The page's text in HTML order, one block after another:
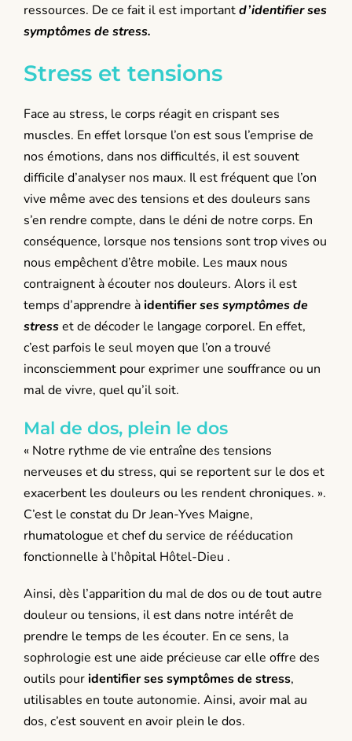
ressources. De ce fait il est importantd’identifier ses
symptômes de stress.
Stress et tensions
Face au stress, le corps réagit en crispant ses
muscles. En effet lorsque l’on est sous l’emprise de
nos émotions, dans nos difficultés, il est souvent
difficile d’analyser nos maux. Il est fréquent que l’on
vive même avec des tensions et des douleurs sans
s’en rendre compte, dans le déni de notre corps. En
conséquence, lorsque nos tensions sont trop vives ou
nous empêchent d’être mobile. Les maux nous
contraignent à écouter nos douleurs. Alors il est
temps d’apprendre àidentifierses symptômes de
stresset de décoder le langage corporel. En effet,
c’est parfois le seul moyen que l’on a trouvé
inconsciemment pour exprimer une souffrance ou un
mal de vivre, quel qu’il soit.
Mal de dos, plein le dos
« Notre rythme de vie entraîne des tensions
nerveuses et du stress, qui se reportent sur le dos et
exacerbent les douleurs ou les rendent chroniques. ».
C’est le constat du Dr Jean-Yves Maigne,
rhumatologue et chef du service de rééducation
fonctionnelle à l’hôpital Hôtel-Dieu .
Ainsi, dès l’apparition du mal de dos ou de tout autre
douleur ou tensions, il est dans notre intérêt de
prendre le temps de les écouter. En ce sens, la
sophrologie est une aide précieuse car elle offre des
outils pouridentifier ses symptômes de stress,
utilisables en toute autonomie. Ainsi, avoir mal au
dos, c’est souvent en avoir plein le dos.